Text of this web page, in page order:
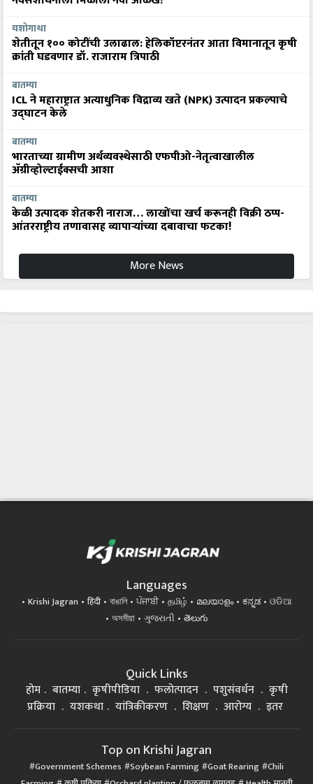
यशोगाथा
शेतीतून १०० कोटींची उलाढाल: हेलिकॉप्टरनंतर आता विमानातून कृषी
क्रांती घडवणार डॉ. राजाराम त्रिपाठी
बातम्या
ICL ने महाराष्ट्रात अत्याधुनिक विद्राव्य खते (NPK) उत्पादन प्रकल्पाचे
उद्घाटन केले
बातम्या
भारताच्या ग्रामीण अर्थव्यवस्थेसाठी एफपीओ-नेतृत्वाखालील
अ‍ॅग्रीव्होल्टाईक्सची आशा
बातम्या
केळी उत्पादक शेतकरी नाराज… लाखोंचा खर्च करूनही विक्री ठप्प-
आंतरराष्ट्रीय तणावासह व्यापाऱ्यांच्या दबावाचा फटका!
More News
Languages
Krishi Jagran हिंदी বাঙালি ਪੰਜਾਬੀ தமிழ் മലയാളം ಕನ್ನಡ
ଓଡିଆ
অসমীয়া
ગુજરાતી తెలుగు
Quick Links
होम बातम्या कृषीपीडिया फलोत्पादन पशुसंवर्धन
कृषी
प्रक्रिया
यशकथा यांत्रिकीकरण शिक्षण आरोग्य इतर
Top on Krishi Jagran
Government Schemes Soybean Farming Goat Rearing Chili